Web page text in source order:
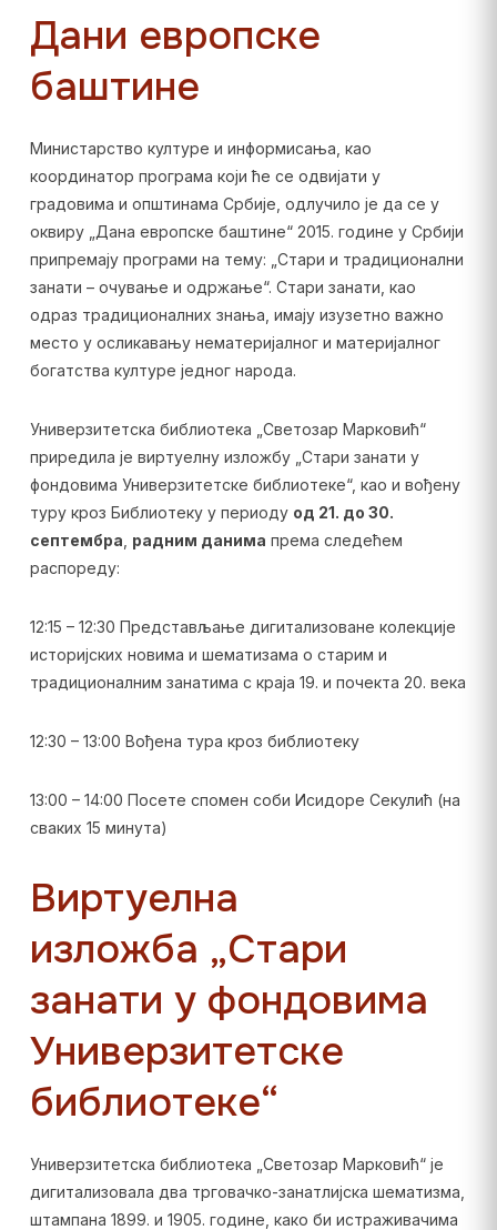
Дани европске
баштине
Министарство културе и информисања, као
координатор програма који ће се одвијати у
градовима и општинама Србије, одлучило је да се у
оквиру „Дана европске баштине“ 2015. године у Србији
припремају програми на тему: „Стари и традиционални
занати – очување и одржање“. Стари занати, као
одраз традиционалних знања, имају изузетно важно
место у осликавању нематеријалног и материјалног
богатства културе једног народа.
Универзитетска библиотека „Светозар Марковић“
приредила је виртуелну изложбу „Стари занати у
фондовима Универзитетске библиотеке“, као и вођену
туру кроз Библиотеку у периоду од 21. до 30.
септембра радним данима према следећем
распореду:
12:15 – 12:30 Представљање дигитализоване колекције
историјских новима и шематизама о старим и
традиционалним занатима с краја 19. и почекта 20. века
12:30 – 13:00 Вођена тура кроз библиотеку
13:00 – 14:00 Посете спомен соби Исидоре Секулић (на
сваких 15 минута)
Виртуелна
изложба „Стари
занати у фондовима
Универзитетске
библиотеке“
Универзитетска библиотека „Светозар Марковић“ је
дигитализовала два трговачко-занатлијска шематизма,
штампана 1899. и 1905. године, како би истраживачима